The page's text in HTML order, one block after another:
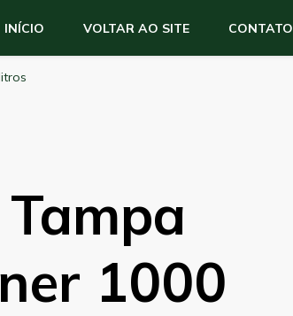
INÍCIO VOLTAR AO SITE CONTATO
1000